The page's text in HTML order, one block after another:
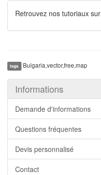
Retrouvez nos tutoriaux sur
tags Bulgaria,vector,free,map
Informations
Demande d'informations
Questions fréquentes
Devis personnalisé
Contact